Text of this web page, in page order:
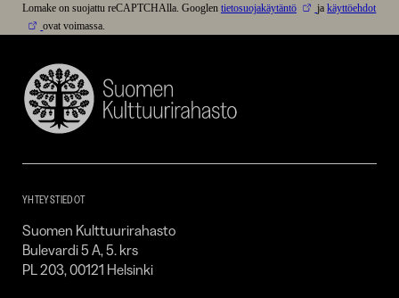
Lomake on suojattu reCAPTCHAlla. Googlen tietosuojakäytäntö jakäyttöehdot
ovat voimassa.
Suomen
Kulttuurirahasto
YHTEYSTIEDOT
Suomen Kulttuurirahasto
Bulevardi 5 A, 5. krs
PL 203, 00121 Helsinki